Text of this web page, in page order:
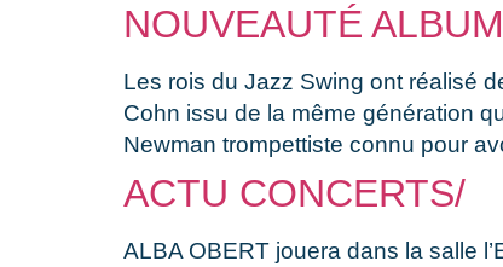
NOUVEAUTÉ
Les rois du Jazz Swing ont réalisé
Cohn issu de la même génération
Newman trompettiste connu pour
ACTU CONCERTS/
ALBA OBERT jouera dans la salle